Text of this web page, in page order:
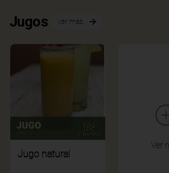
Jugos Ver más
Jugo natural
Ver